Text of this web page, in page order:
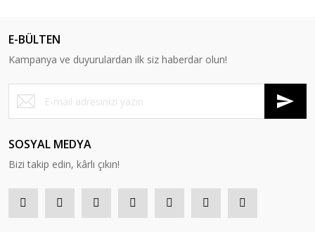
E-BÜLTEN
Kampanya ve duyurulardan ilk siz haberdar olun!
SOSYAL MEDYA
Bizi takip edin, kârlı çıkın!